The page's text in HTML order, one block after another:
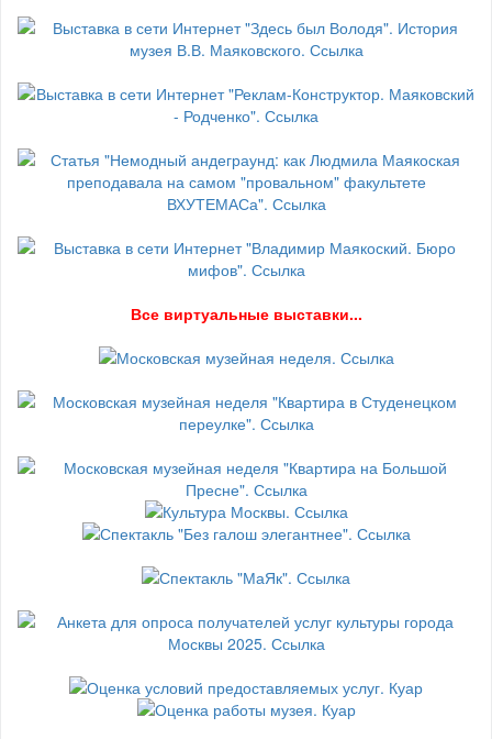
Все виртуальные выставки...